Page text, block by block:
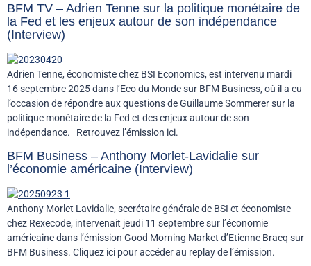
BFM TV – Adrien Tenne sur la politique monétaire de
la Fed et les enjeux autour de son indépendance
(Interview)
Adrien Tenne, économiste chez BSI Economics, est intervenu mardi
16 septembre 2025 dans l’Eco du Monde sur BFM Business, où il a eu
l’occasion de répondre aux questions de Guillaume Sommerer sur la
politique monétaire de la Fed et des enjeux autour de son
indépendance. Retrouvez l’émission ici.
BFM Business – Anthony Morlet-Lavidalie sur
l’économie américaine (Interview)
Anthony Morlet Lavidalie, secrétaire générale de BSI et économiste
chez Rexecode, intervenait jeudi 11 septembre sur l’économie
américaine dans l’émission Good Morning Market d’Etienne Bracq sur
BFM Business. Cliquez ici pour accéder au replay de l’émission.